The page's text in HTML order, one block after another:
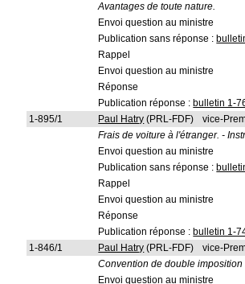
Avantages de toute nature.
Envoi question au ministre
Publication sans réponse :
Rappel
Envoi question au ministre
Réponse
Publication réponse : bulletin 1-
1-895/1
Paul Hatry (PRL-FDF)
vice-
Frais de voiture à l'étranger. -
Envoi question au ministre
Publication sans réponse :
Rappel
Envoi question au ministre
Réponse
Publication réponse : bulletin 1-
1-846/1
Paul Hatry (PRL-FDF)
vice-
Convention de double imposition
Envoi question au ministre